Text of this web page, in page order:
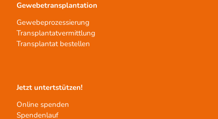
Gewebetransplantation
Gewebeprozessierung
Transplantatvermittlung
Transplantat bestellen
Jetzt untertstützen!
Online spenden
Spendenlauf